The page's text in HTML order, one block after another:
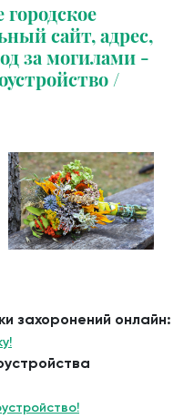
сайт, адрес,
за могилами -
/
захоронений онлайн: